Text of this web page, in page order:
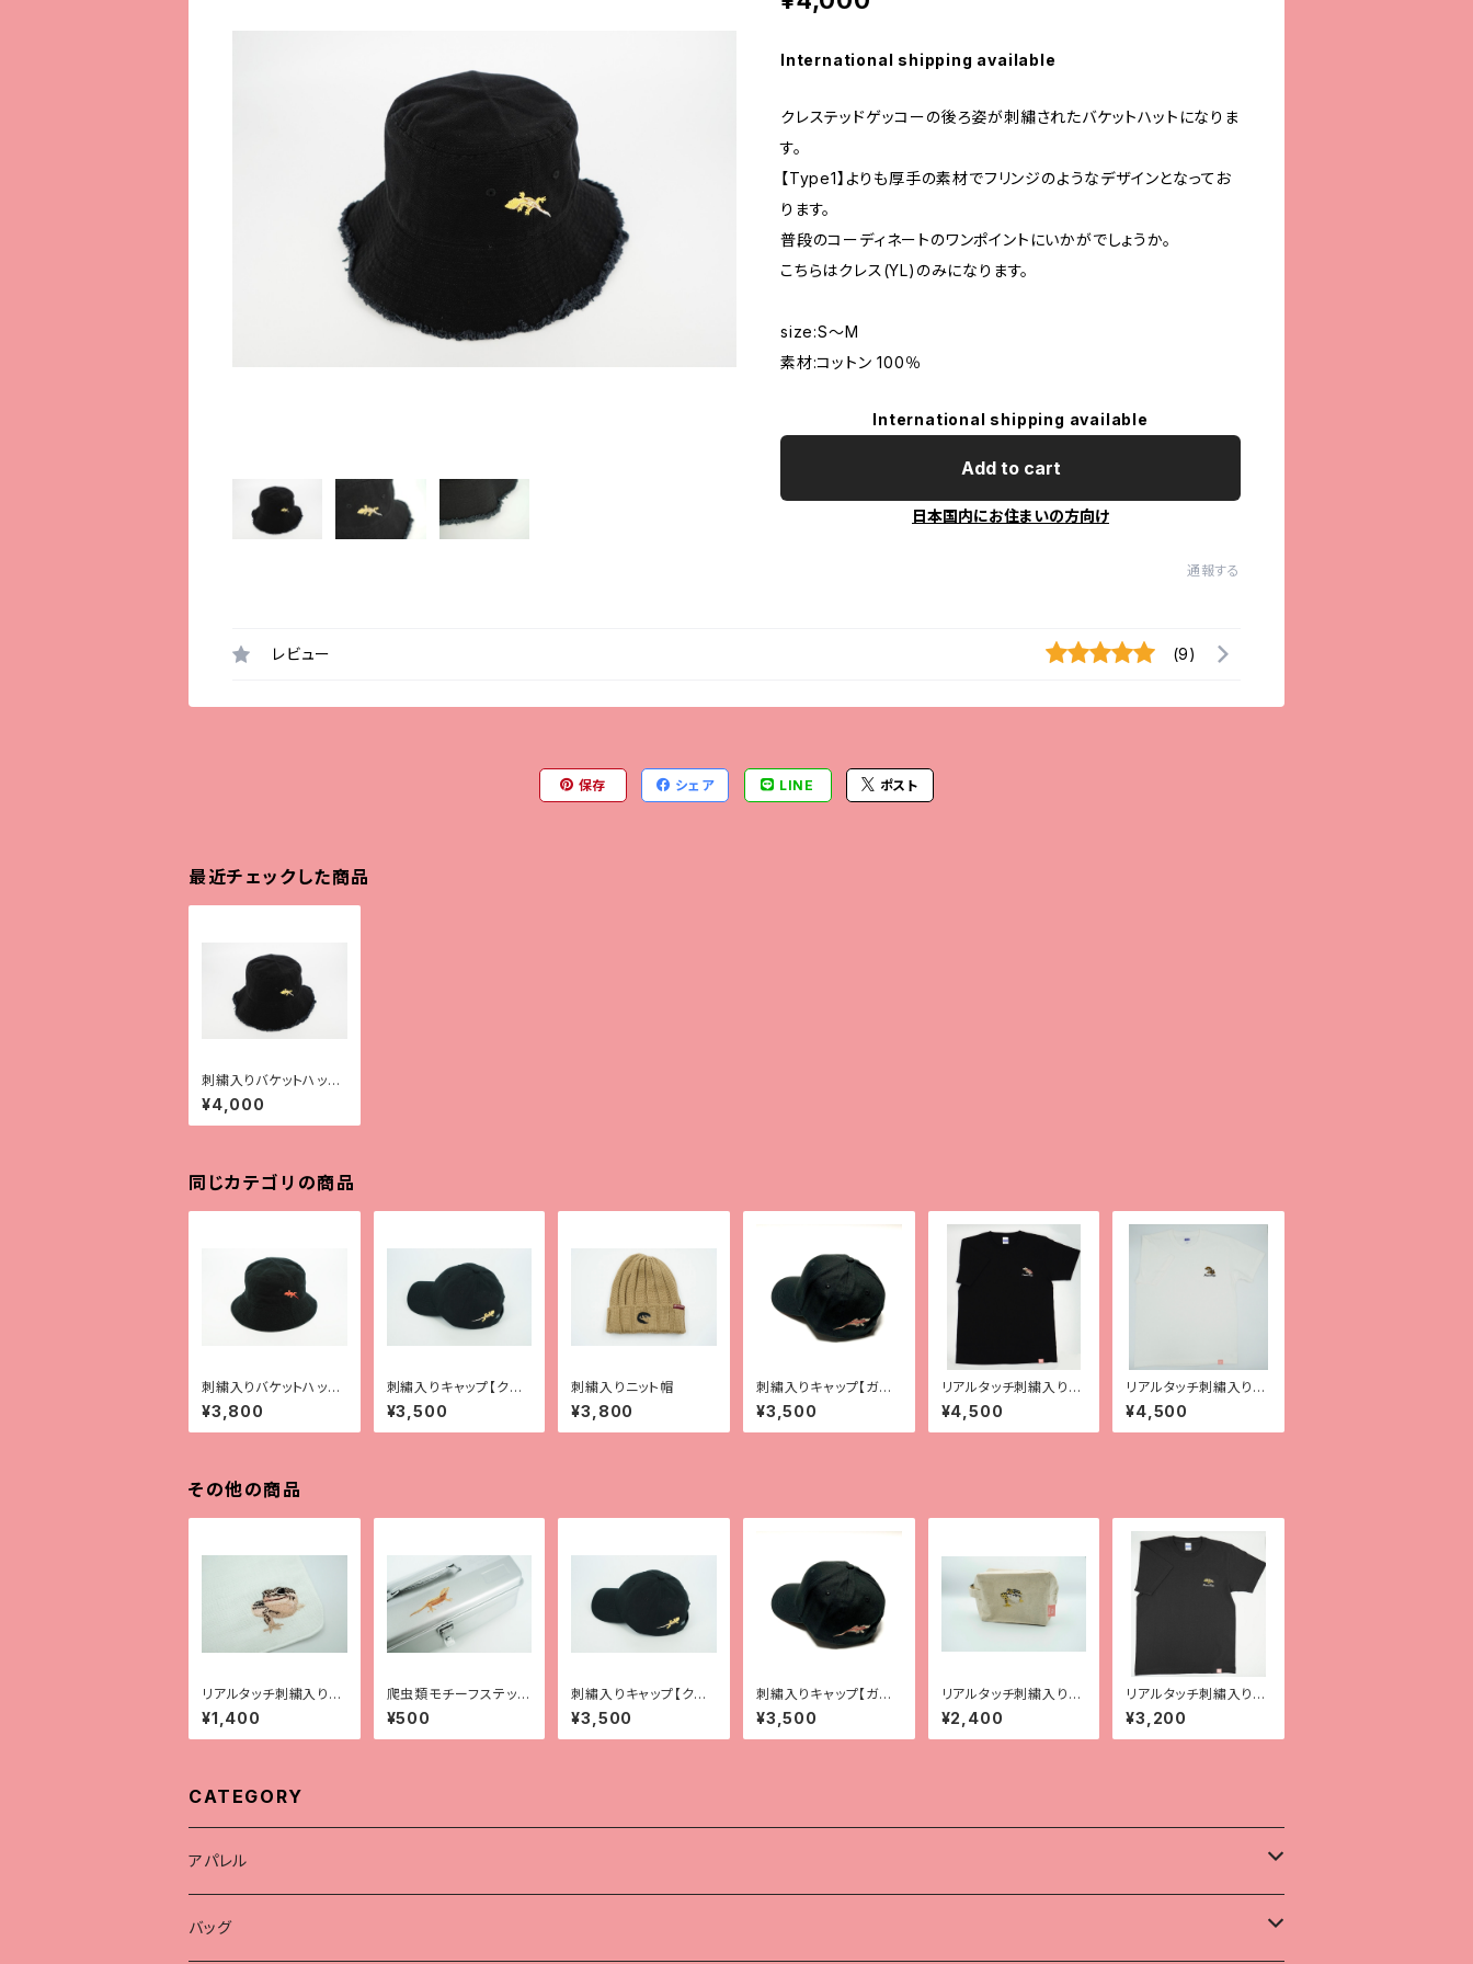
International shipping available
クレステッドゲッコーの後ろ姿が刺繡されたバケットハットになりま
す。
【Type1】よりも厚手の素材でフリンジのようなデザインとなってお
ります。
普段のコーディネートのワンポイントにいかがでしょうか。
こちらはクレス(YL)のみになります。
size:S～M
素材:コットン 100％
International shipping available
Add to cart
日本国内にお住まいの方向け
通報する
レビュー (9)
保存 シェア LINE ポスト
最近チェックした商品
刺繍入りバケットハット
【Type2】
¥4,000
同じカテゴリの商品
刺繍入りバケットハット
【Type1】
¥3,800
刺繡入りキャップ【クレ
ス2種】
¥3,500
刺繍入りニット帽
¥3,800
刺繡入りキャップ【ガー
ゴ】
¥3,500
リアルタッチ刺繍入りT
シャツ【ガーゴイルゲッ
コー】
¥4,500
リアルタッチ刺繡入りT
シャツ【サラシノ】
¥4,500
その他の商品
リアルタッチ刺繍入りガ
ーゼハンカチ【レオパ
（スーパーマックスノ
ー）】
¥1,400
爬虫類モチーフステッカ
ー【全9種】
¥500
刺繡入りキャップ【クレ
ス2種】
¥3,500
刺繡入りキャップ【ガー
ゴ】
¥3,500
リアルタッチ刺繍入りポ
ーチ【レオパ（ハイイエ
ロー）】
¥2,400
リアルタッチ刺繡入りT
シャツ【チャホウア】
¥3,200
CATEGORY
アパレル
Tシャツ
バッグ